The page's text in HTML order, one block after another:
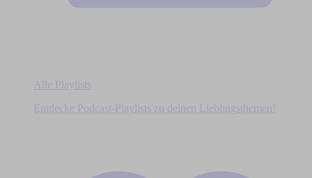
Alle Playlists
Entdecke Podcast-Playlists zu deinen Lieblingsthemen!